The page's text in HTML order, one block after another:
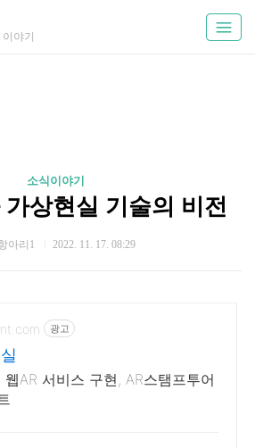
야기
소식이야기
상현실 기술의 비전
아리1 2022. 11. 17. 08:29
광고
AR 서비스 구현, AR스탬프투어